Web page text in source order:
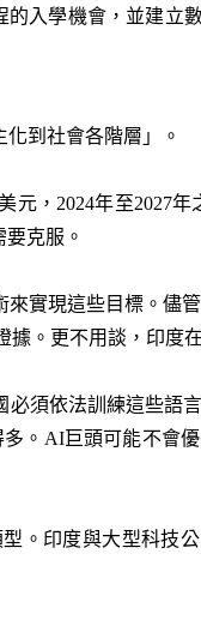
入學機會，並建立
到社會各階層」。
，2024年至2027
克服。
實現這些目標。儘
。更不用談，印度
須依法訓練這些語
。AI巨頭可能不會
。印度與大型科技